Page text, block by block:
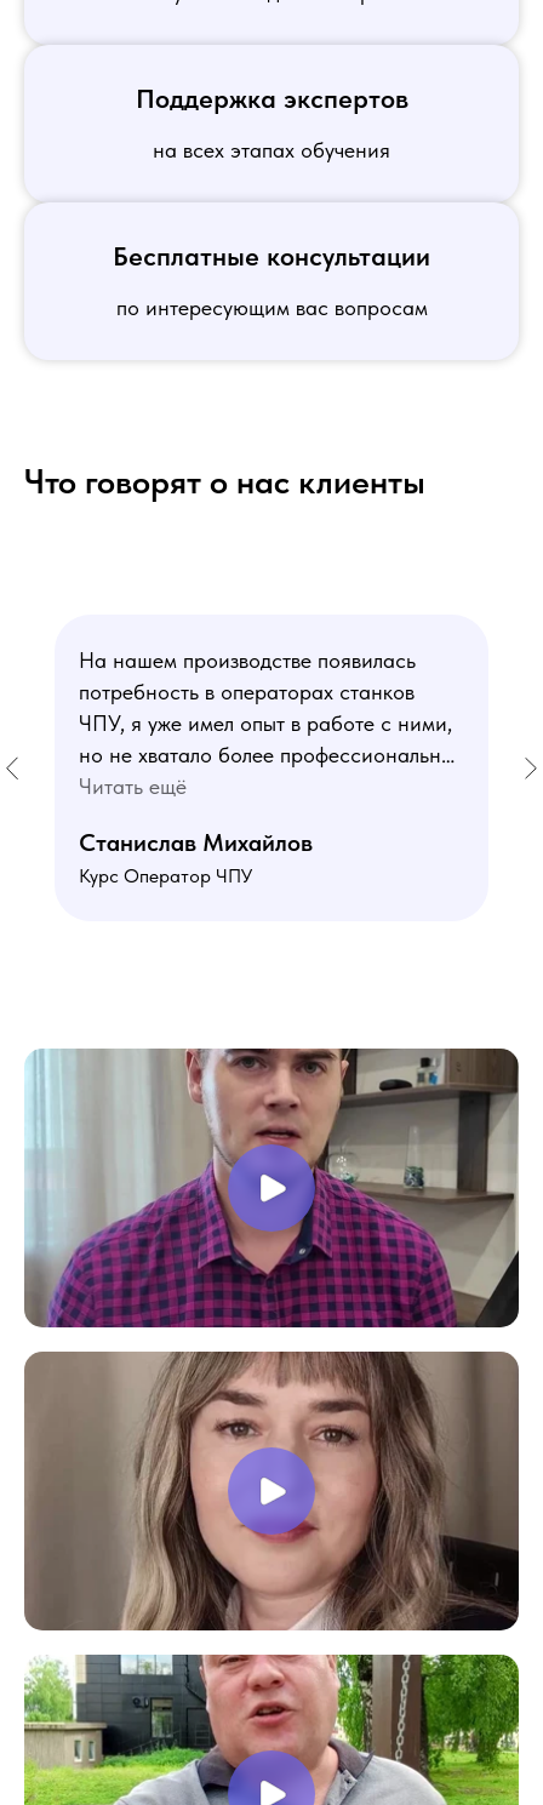
Поддержка экспертов
на всех этапах обучения
Бесплатные консультации
по интересующим вас вопросам
Что говорят о нас клиенты
На нашем производстве появилась
потребность в операторах станков
ЧПУ, я уже имел опыт в работе с ними,
но не хватало более профессиональных
знаний. В курсе мне понравился блок
и программированию - это как раз то,
чего мне не хватало. Преподаватели
доволен, в работе всё пригодилось!
Читать ещё
Станислав Михайлов
Курс Оператор ЧПУ